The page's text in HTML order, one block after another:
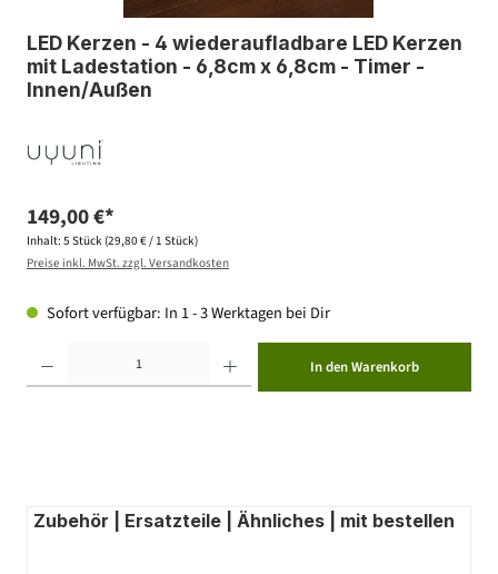
LED Kerzen - 4 wiederaufladbare LED Kerzen
mit Ladestation - 6,8cm x 6,8cm - Timer -
Innen/Außen
149,00 €*
Inhalt: 5 Stück (29,80 € / 1 Stück)
Preise inkl. MwSt. zzgl. Versandkosten
Sofort verfügbar: In 1 - 3 Werktagen bei Dir
In den Warenkorb
Zubehör | Ersatzteile | Ähnliches | mit bestellen